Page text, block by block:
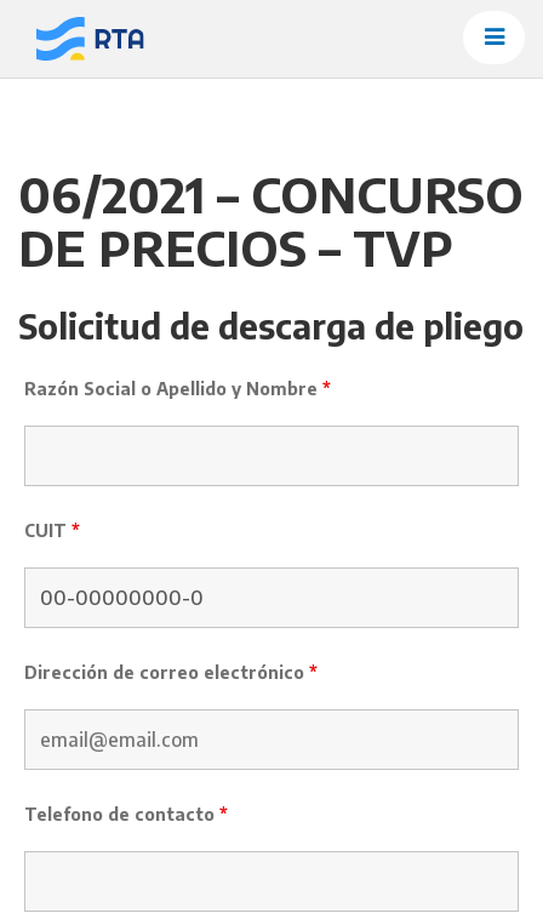
contenido
06/2021 – CONCURSO
DE PRECIOS – TVP
Solicitud de descarga de pliego
Razón Social o Apellido y Nombre *
CUIT *
Dirección de correo electrónico *
Telefono de contacto *